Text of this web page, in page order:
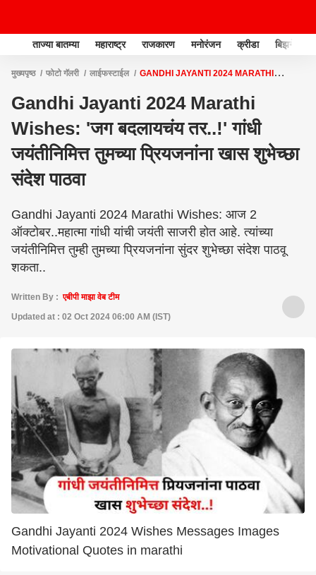
ताज्या बातम्या महाराष्ट्र राजकारण मनोरंजन क्रीडा बिझनेस
मुख्यपृष्ठ फोटो गॅलरी लाईफस्टाईल
GANDHI JAYANTI 2024 MARATHI
Gandhi Jayanti 2024 Marathi
Wishes: 'जग बदलायचंय तर..!' गांधी
जयंतीनिमित्त तुमच्या प्रियजनांना खास शुभेच्छा
संदेश पाठवा
Gandhi Jayanti 2024 Marathi Wishes: आज 2
ऑक्टोबर..महात्मा गांधी यांची जयंती साजरी होत आहे. त्यांच्या
जयंतीनिमित्त तुम्ही तुमच्या प्रियजनांना सुंदर शुभेच्छा संदेश पाठवू
शकता..
Written By :एबीपी माझा वेब टीम
Updated at : 02 Oct 2024 06:00 AM (IST)
Gandhi Jayanti 2024 Wishes Messages Images
Motivational Quotes in marathi